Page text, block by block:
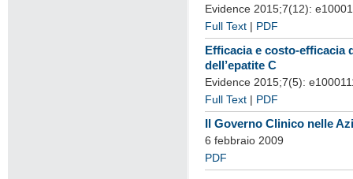
Evidence 2015;7(12):
Full Text | PDF
Efficacia e costo-efficacia
dell’epatite C
Evidence 2015;7(5):
Full Text | PDF
Il Governo Clinico nelle
6 febbraio 2009
PDF